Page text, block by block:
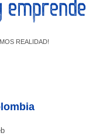
REALIDAD!